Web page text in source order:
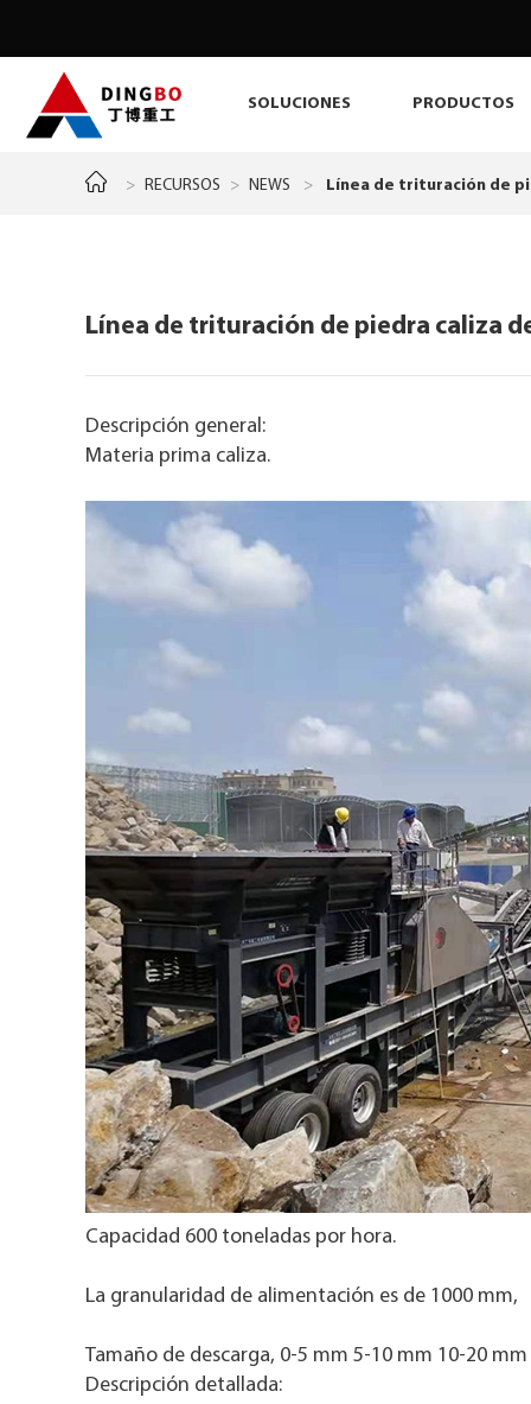
SOLUCIONES PRODUCTOS
> RECURSOS > NEWS > Línea de trituración de
Línea de trituración de piedra caliza
Descripción general:
Materia prima caliza.
Capacidad 600 toneladas por hora.
La granularidad de alimentación es de 1000 mm,
Tamaño de descarga, 0-5 mm 5-10 mm 10-20
Descripción detallada: